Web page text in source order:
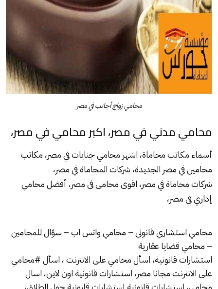
محامي زواج أجانب في مصر
محامي مدني في مصر، اكبر محامي في مصر،
أسماء مكاتب محاماة، اشهر محامي جنايات في مصر، مكاتب
محامين في مصر الجديدة، شركات المحاماة في مصر،
شركات محاماة في مصر، اقوى محامى فى مصر، أفضل محامي
إداري في مصر،
محامي استشاري قانوني – محامي واتس اب – سؤال للمحامين
– محامي قضايا عقارية
استشارات قانونية، اسأل محامي على الانترنت ، اسأل #محامي
على الانترنت مجانا مصر، استشارات قانونية اون لاين، اسال